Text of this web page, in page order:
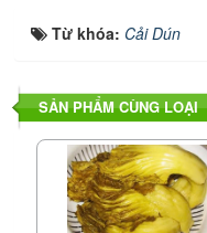
Từ khóa: Cải Dún
SẢN PHẨM CÙNG LOẠI